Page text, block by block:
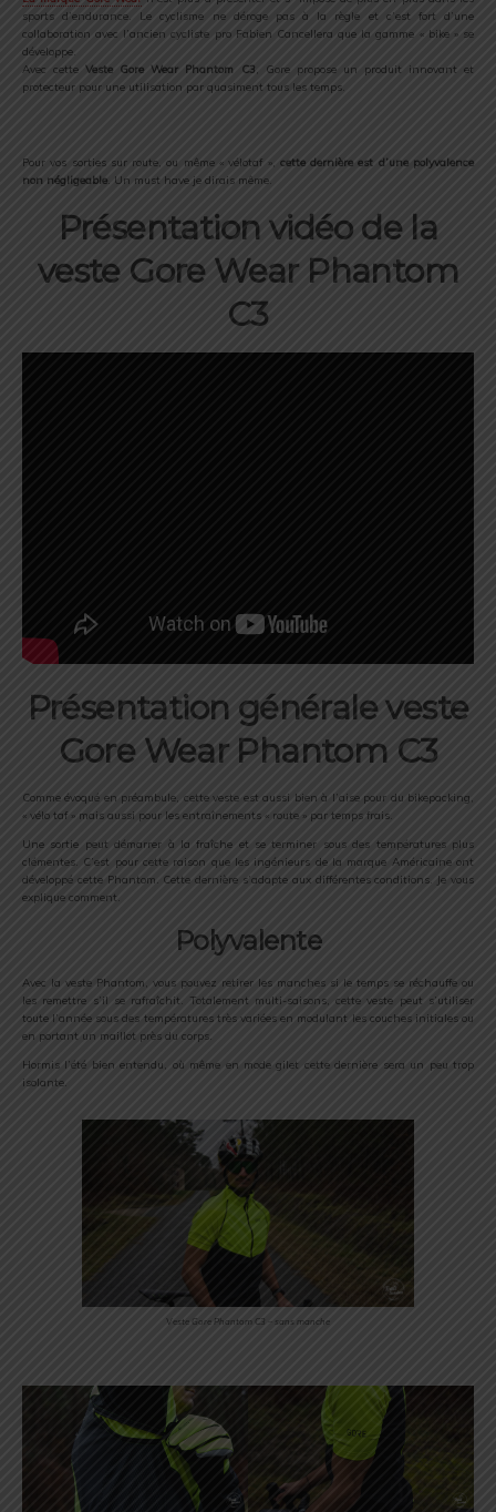
sports d’endurance. Le cyclisme ne déroge pas à la règle et c’est fort d’une
collaboration avec l’ancien cycliste pro Fabien Cancellera que la gamme « bike » se
développe.
Avec cetteVeste Gore Wear Phantom C3, Gore propose un produit innovant et
protecteur pour une utilisation par quasiment tous les temps.
Pour vos sorties sur route, ou même « vélotaf », cette dernière est d’une polyvalence
non négligeable. Un must have je dirais même.
Présentation vidéo de la
veste Gore Wear Phantom
C3
Présentation générale veste
Gore Wear Phantom C3
Comme évoqué en préambule, cette veste est aussi bien à l’aise pour du bikepacking,
« vélo taf » mais aussi pour les entraînements « route » par temps frais.
Une sortie peut démarrer à la fraîche et se terminer sous des températures plus
clémentes. C’est pour cette raison que les ingénieurs de la marque Américaine ont
développé cette Phantom. Cette dernière s’adapte aux différentes conditions. Je vous
explique comment.
Polyvalente
Avec la veste Phantom, vous pouvez retirer les manches si le temps se réchauffe ou
les remettre s’il se rafraîchit. Totalement multi-saisons, cette veste peut s’utiliser
toute l’année sous des températures très variées en modulant les couches initiales ou
en portant un maillot près du corps.
Hormis l’été bien entendu, où même en mode gilet cette dernière sera un peu trop
isolante.
Veste Gore Phantom C3 – sans manche